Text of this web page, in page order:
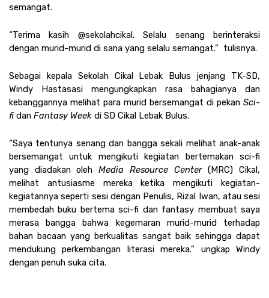
semangat.
“Terima kasih @sekolahcikal. Selalu senang berinteraksi
dengan murid-murid di sana yang selalu semangat.”  tulisnya.
Sebagai kepala Sekolah Cikal Lebak Bulus jenjang TK-SD,
Windy Hastasasi mengungkapkan rasa bahagianya dan
kebanggannya melihat para murid bersemangat di pekan Sci-
fi dan Fantasy Week di SD Cikal Lebak Bulus.
“Saya tentunya senang dan bangga sekali melihat anak-anak
bersemangat untuk mengikuti kegiatan bertemakan sci-fi
yang diadakan oleh Media Resource Center (MRC) Cikal,
melihat antusiasme mereka ketika mengikuti kegiatan-
kegiatannya seperti sesi dengan Penulis, Rizal Iwan, atau sesi
membedah buku bertema sci-fi dan fantasy membuat saya
merasa bangga bahwa kegemaran murid-murid terhadap
bahan bacaan yang berkualitas sangat baik sehingga dapat
mendukung perkembangan literasi mereka.” ungkap Windy
dengan penuh suka cita.